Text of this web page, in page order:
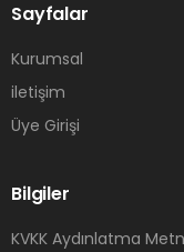
Sayfalar
Kurumsal
iletişim
Üye Girişi
Bilgiler
KVKK Aydınlatma